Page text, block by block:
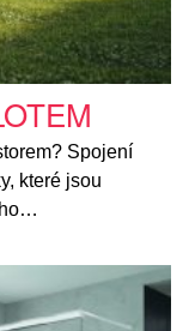
Spojení
které jsou